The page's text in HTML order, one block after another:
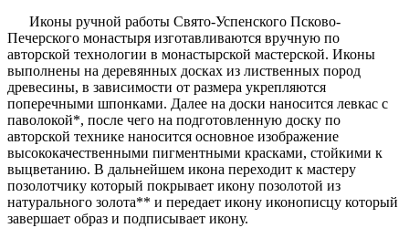
Иконы ручной работы Свято-Успенского Псково-
Печерского монастыря изготавливаются вручную по
авторской технологии в монастырской мастерской. Иконы
выполнены на деревянных досках из лиственных пород
древесины, в зависимости от размера укрепляются
поперечными шпонками. Далее на доски наносится левкас с
паволокой*, после чего на подготовленную доску по
авторской технике наносится основное изображение
высококачественными пигментными красками, стойкими к
выцветанию. В дальнейшем икона переходит к мастеру
позолотчику который покрывает икону позолотой из
натурального золота** и передает икону иконописцу который
завершает образ и подписывает икону.